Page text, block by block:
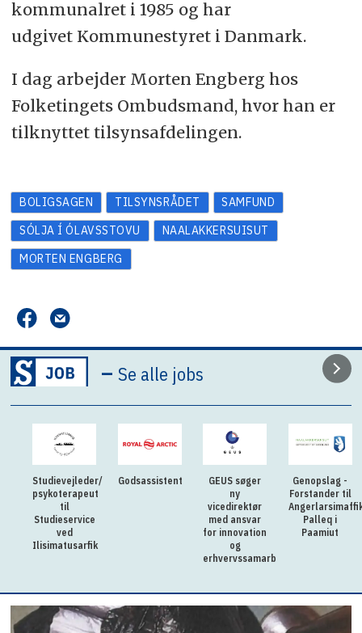
kommunalret i 1985 og har
udgivet Kommunestyret i Danmark.
I dag arbejder Morten Engberg hos
Folketingets Ombudsmand, hvor han er
tilknyttet tilsynsafdelingen.
BOLIGSAGEN TILSYNSRÅDET
SAMFUND
SÓLJA Í ÓLAVSSTOVU
NAALAKKERSUISUT
MORTEN ENGBERG
–Se alle jobs
Studievejleder/
psykoterapeut
til
Studieservice
ved
Ilisimatusarfik
Godsassistent
GEUS søger
ny
vicedirektør
med ansvar
for innovation
og
erhvervssamarbejde
Genopslag -
Forstander til
Palleq i
Paamiut